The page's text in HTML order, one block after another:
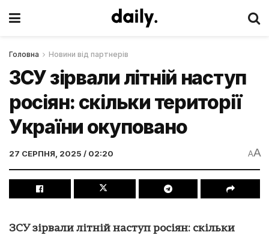
Головна Новини від партнерів
ЗСУ зірвали літній наступ
росіян: скільки території
України окуповано
27 СЕРПНЯ, 2025 / 02:20 AA
ЗСУ зірвали літній наступ росіян: скільки